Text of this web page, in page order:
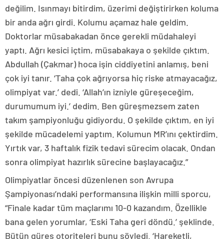
değilim. Isınmayı bitirdim, üzerimi değiştirirken koluma
bir anda ağrı girdi. Kolumu açamaz hale geldim.
Doktorlar müsabakadan önce gerekli müdahaleyi
yaptı. Ağrı kesici içtim, müsabakaya o şekilde çıktım.
Abdullah (Çakmar) hoca işin ciddiyetini anlamış, beni
çok iyi tanır. ‘Taha çok ağrıyorsa hiç riske atmayacağız,
olimpiyat var.’ dedi. ‘Allah’ın izniyle güreşeceğim,
durumumum iyi.’ dedim. Ben güreşmezsem zaten
takım şampiyonluğu gidiyordu. O şekilde çıktım, en iyi
şekilde mücadelemi yaptım. Kolumun MR’ını çektirdim.
Yırtık var, 3 haftalık fizik tedavi sürecim olacak. Ondan
sonra olimpiyat hazırlık sürecine başlayacağız.”
Olimpiyatlar öncesi düzenlenen son Avrupa
Şampiyonası’ndaki performansına ilişkin milli sporcu,
“Finale kadar tüm maçlarımı 10-0 kazandım. Özellikle
bana gelen yorumlar, ‘Eski Taha geri döndü.’ şeklinde.
Bütün güreş otoriteleri bunu söyledi. ‘Hareketli,